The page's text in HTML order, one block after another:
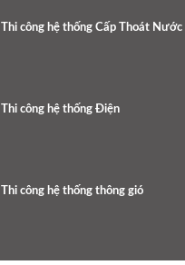
Thi công hệ thống Cấp Thoát Nước
Thi công hệ thống Điện
Thi công hệ thống thông gió